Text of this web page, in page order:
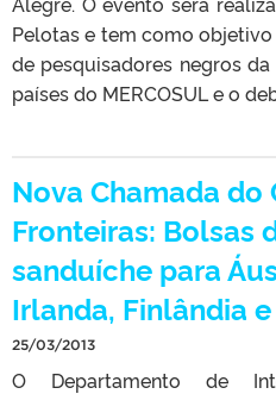
Pelotas e tem como
de pesquisadores negros
países do MERCOSUL e o
Nova Chamada do
Fronteiras: Bolsas
sanduíche para
Irlanda, Finlândia e
25/03/2013
O Departamento de